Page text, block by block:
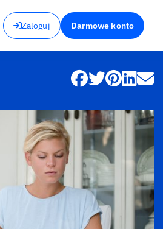
Zaloguj Darmowe konto